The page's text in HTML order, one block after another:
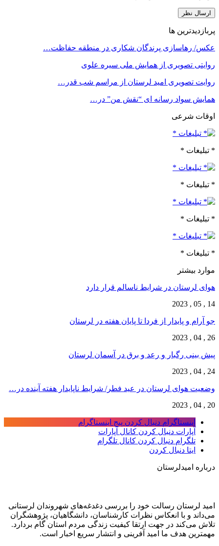
پربازدیدترین ها
عکس/ رهاسازی پرندگان شکاری در منطقه حفاظت…
روایتی تصویری از همایش ملی سیره علوی
روایت تصویری امید لرستان از مراسم شب قدر…
همایش سواد رسانه ای “نقش من” در…
اوقات شرعی
* تبلیغات *
* تبلیغات *
* تبلیغات *
* تبلیغات *
موارد بیشتر
هوای لرستان در شرایط ناسالم قرار دارد
14 , 05 , 2023
جو آرام و پایدار از فردا تا پایان هفته در لرستان
26 , 04 , 2023
پیش بینی رگبار و رعد و برق در آسمان لرستان
24 , 04 , 2023
وضعیت هوای لرستان در عید فطر/ شرایط ناپایدار ‌هفته آینده در…
20 , 04 , 2023
اینستاگرام دنبال کردن پیج اینستاگرام
آپارات دنبال کردن کانال آپارات
تلگرام دنبال کردن کانال تلگرام
ایتا دنبال کردن
درباره امیدلرستان
امید لرستان رسالت خود را بررسی دغدغه‌های شهروندان لرستانی
می‌داند و با انعکاس نظرات کارشناسان، دانشگاهیان، پژوهشگران
تلاش می‌کند در جهت ارتقا کیفیت زندگی مردم استان گام بردارد.
مهمترین هدف ما امید آفرینی و انتشار سریع اخبار است.